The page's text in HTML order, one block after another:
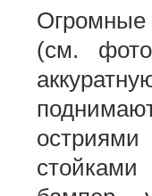
(см.